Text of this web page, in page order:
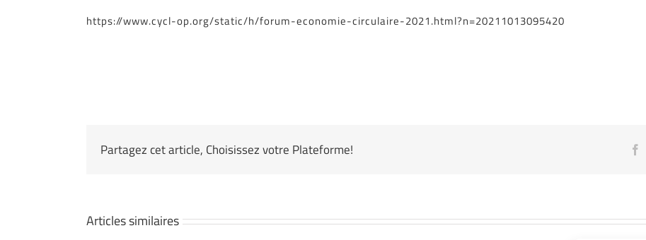
https://www.cycl-op.org/static/h/forum-economie-circulaire-2021.html?n=20211013095420
Partagez cet article, Choisissez votre Plateforme!
Articles similaires